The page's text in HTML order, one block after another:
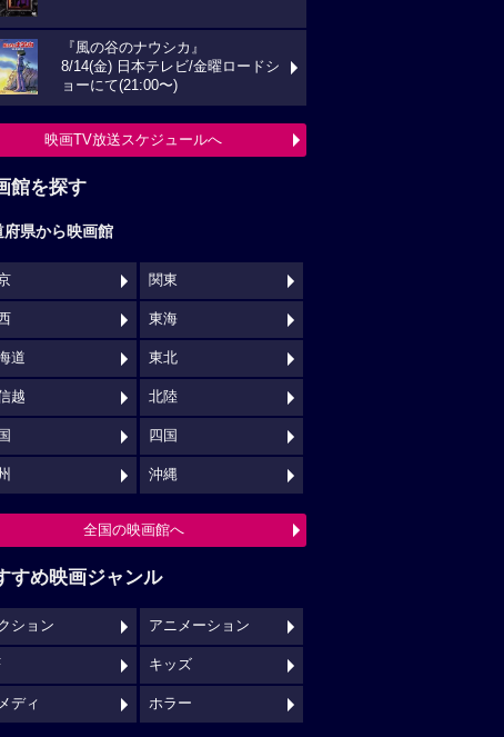
『風の谷のナウシカ』
8/14(金) 日本テレビ/金曜ロードシ
ョーにて(21:00〜)
映画TV放送スケジュールへ
館を探す
府県から映画館
関東
東海
道 東北
越 北陸
四国
沖縄
全国の映画館へ
すめ映画ジャンル
ション アニメーション
キッズ
ディ ホラー